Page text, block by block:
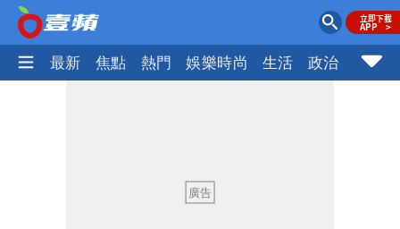
最新 焦點 熱門 娛樂時尚 生活 政治 社會